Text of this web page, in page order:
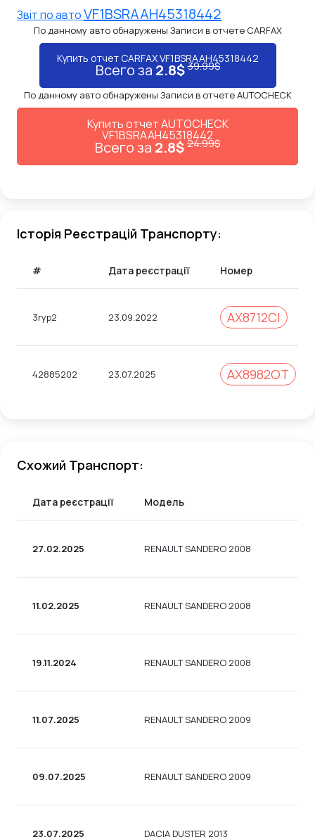
Звiт по автоVF1BSRAAH45318442
По данному авто обнаружены Записи в отчете CARFAX
Купить отчет CARFAX VF1BSRAAH45318442
Всего за 2.8$39.99$
По данному авто обнаружены Записи в отчете AUTOCHECK
Купить отчет AUTOCHECK
VF1BSRAAH45318442
Всего за 2.8$24.99$
Історія Реєстрацій Транспорту:
# Дата реєстрації Номер
3ryp2 23.09.2022 AX8712CI
42885202 23.07.2025 АХ8982ОТ
Схожий Транспорт:
Дата реєстрації Модель
27.02.2025 RENAULT SANDERO 2008
11.02.2025 RENAULT SANDERO 2008
19.11.2024 RENAULT SANDERO 2008
11.07.2025 RENAULT SANDERO 2009
09.07.2025 RENAULT SANDERO 2009
23.07.2025 DACIA DUSTER 2013